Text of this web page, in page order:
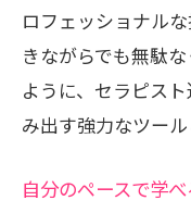
通信講座
収入を最
キル
通信講座
整体師と
ロフェッショナル
きながらでも無駄
ように、セラピス
み出す強力なツール
自分のペースで学